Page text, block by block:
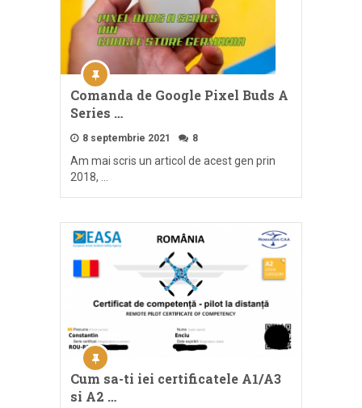
Comanda de Google Pixel Buds A
Series …
8 septembrie 2021 8
Am mai scris un articol de acest gen prin
2018, …
Cum sa-ti iei certificatele A1/A3
si A2 …